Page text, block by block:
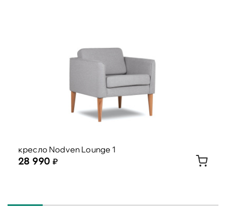
кресло Nodven Lounge 1
28 990